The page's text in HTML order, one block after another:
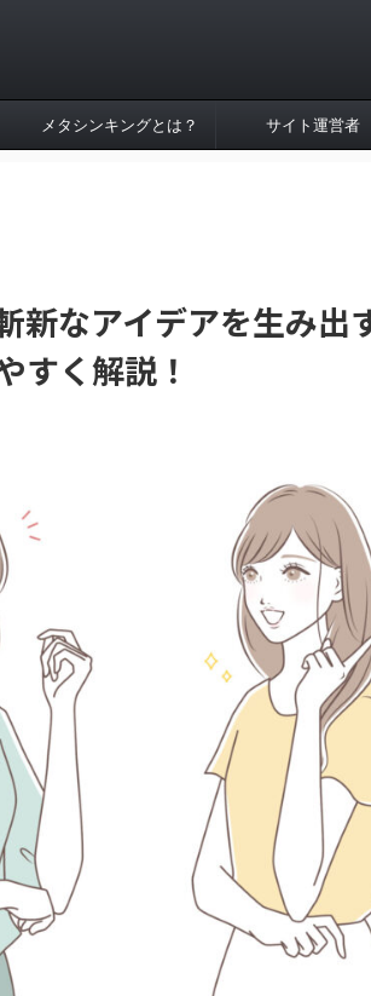
メタシンキングとは？ サイト運営者
新なアイデアを生み出
すく解説！